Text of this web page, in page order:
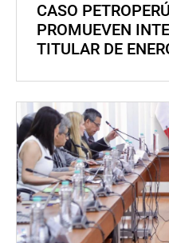
CASO
PROMUEVEN
TITULAR DE